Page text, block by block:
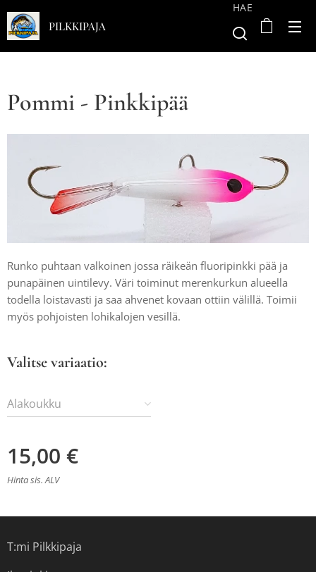
PILKKIPAJA
HAE
Pommi - Pinkkipää
Runko puhtaan valkoinen jossa räikeän fluoripinkki pää ja
punapäinen uintilevy. Väri toiminut merenkurkun alueella
todella loistavasti ja saa ahvenet kovaan ottiin välillä. Toimii
myös pohjoisten lohikalojen vesillä.
Valitse variaatio:
Alakoukku
15,00 €
Hinta sis. ALV
T:mi Pilkkipaja